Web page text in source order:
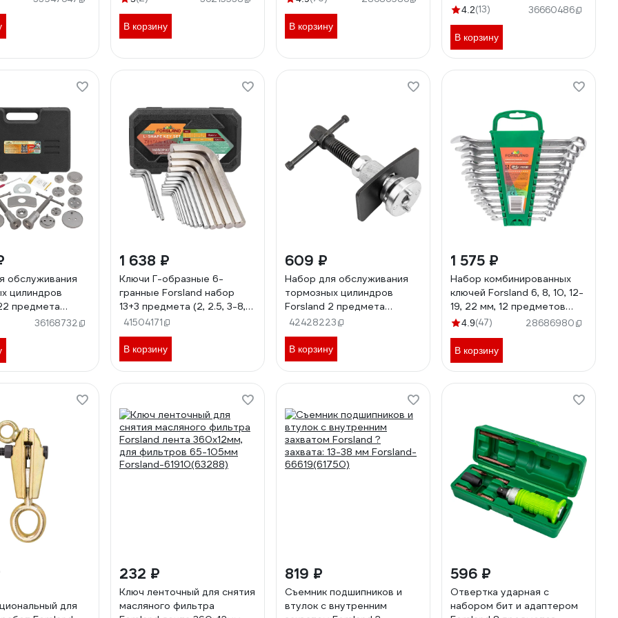
В корзину В корзину
420мм) в
Forsland-10152D(59983)
4.2(13) 36660486
В корзину
обслуживания
цилиндров
предмета
36168732
1 638 ₽
Ключи Г-образные 6-
гранные Forsland набор
13+3 предмета (2, 2.5, 3-8,
10, 12, 14, 17, 19мм + T25,
T30, T40) -5137D+3(66148)
Forsland-5137D+3(66148)
41504171
В корзину
609 ₽
Набор для обслуживания
тормозных цилиндров
Forsland 2 предмета
Forsland-65803(63666)
42428223
В корзину
1 575 ₽
Набор комбинированных
ключей Forsland 6, 8, 10, 12-
19, 22 мм, 12 предметов
Forsland-5121MP55042
4.9(47) 28686980
В корзину
для
232 ₽
Ключ ленточный для снятия
масляного фильтра
819 ₽
Съемник подшипников и
втулок с внутренним
596 ₽
Отвертка ударная с
набором бит и адаптером